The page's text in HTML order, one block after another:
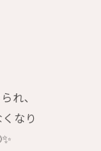
れ、
なり